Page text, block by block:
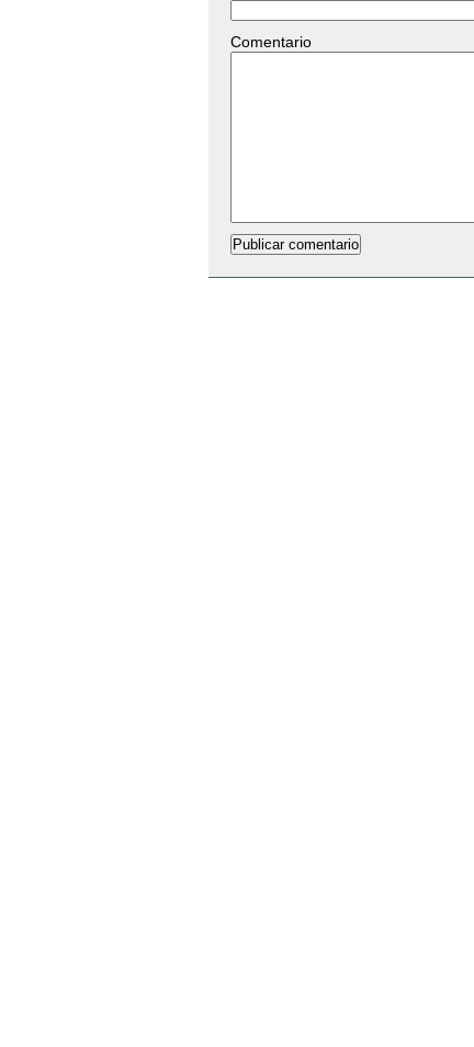
Comentario